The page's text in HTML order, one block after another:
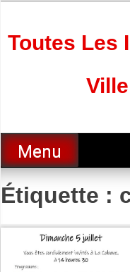
Toutes Les
Menu
Étiquette :